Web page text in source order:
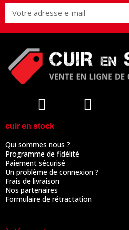
cuir en stock
Qui sommes nous ?
Programme de fidélité
Paiement sécurisé
Un problème de connexion ?
Frais de livraison
Nos partenaires
Formulaire de rétractation